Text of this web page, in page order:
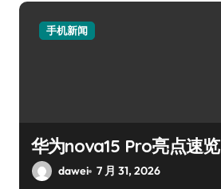
手机新闻
华为nova15 Pro亮点速览
dawei 7 月 31, 2026